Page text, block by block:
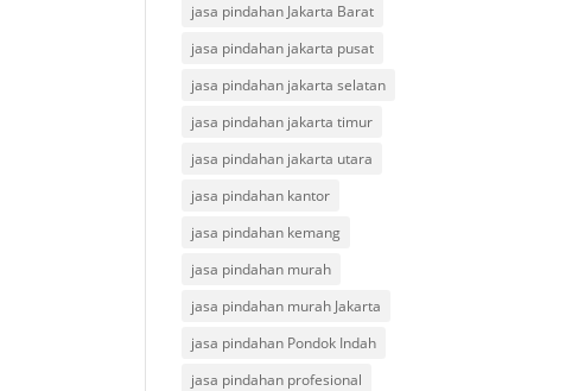
jasa pindahan Jakarta Barat
jasa pindahan jakarta pusat
jasa pindahan jakarta selatan
jasa pindahan jakarta timur
jasa pindahan jakarta utara
jasa pindahan kantor
jasa pindahan kemang
jasa pindahan murah
jasa pindahan murah Jakarta
jasa pindahan Pondok Indah
jasa pindahan profesional